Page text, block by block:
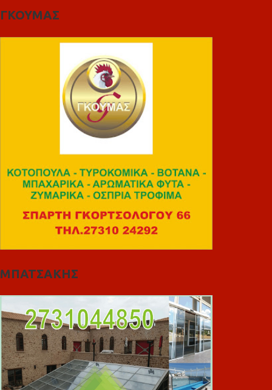
ΓΚΟΥΜΑΣ
ΜΠΑΤΣΑΚΗΣ